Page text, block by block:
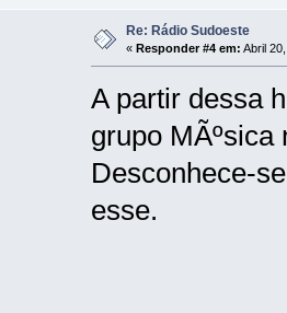
Re: Rádio Sudoeste
« Responder #4 em: Abril
A partir dessa
grupo MÃºsica
Desconhece-
esse.